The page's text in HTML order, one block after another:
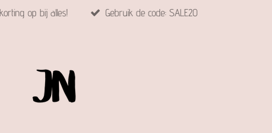
op bij alles! Gebruik de code: SALE20